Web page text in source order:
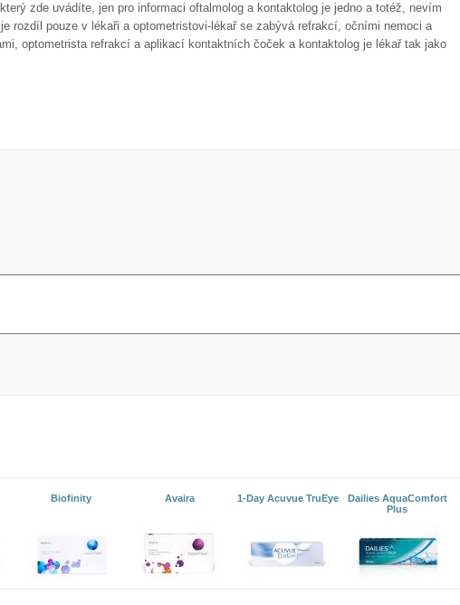
zde uvádíte, jen pro informaci oftalmolog a kontaktolog je jedno a totéž, nevím
rozdíl pouze v lékaři a optometristovi-lékař se zabývá refrakcí, očními nemoci a
optometrista refrakcí a aplikací kontaktních čoček a kontaktolog je lékař tak jako
Biofinity Avaira 1-Day Acuvue TruEye
Dailies AquaComfort
Plus